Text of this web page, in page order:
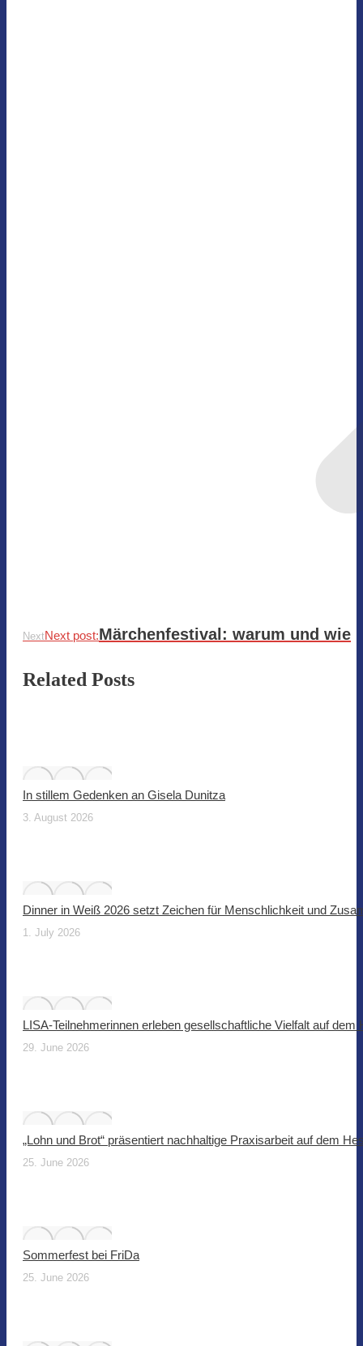
NextNext post:Märchenfestival: warum und wie
Related Posts
In stillem Gedenken an Gisela Dunitza
3. August 2026
Dinner in Weiß 2026 setzt Zeichen für Menschlichkeit und
1. July 2026
LISA-Teilnehmerinnen erleben gesellschaftliche Vielfalt auf dem
29. June 2026
„Lohn und Brot“ präsentiert nachhaltige Praxisarbeit auf dem
25. June 2026
Sommerfest bei FriDa
25. June 2026